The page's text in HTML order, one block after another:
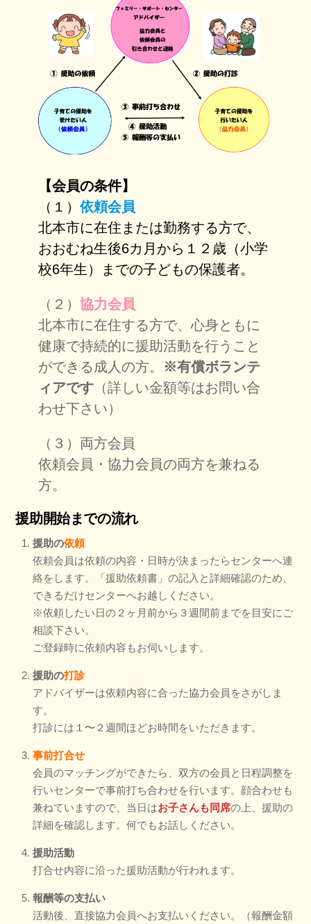
【会員の条件】
（１） 依頼会員
北本市に在住または勤務する方で、
おおむね生後6カ月から１２歳（小学
校6年生）までの子どもの保護者。
（２） 協力会員
北本市に在住する方で、心身ともに
健康で持続的に援助活動を行うこと
ができる成人の方。
※有償ボランテ
ィアです（詳しい金額等はお問い合
わせ下さい）
（３）両方会員
依頼会員・協力会員の両方を兼ねる
方。
援助開始までの流れ
援助の依頼
依頼会員は依頼の内容・日時が決まったらセンターへ連
絡をします。「援助依頼書」の記入と詳細確認のため、
できるだけセンターへお越しください。
※依頼したい日の２ヶ月前から３週間前までを目安にご
相談下さい。
ご登録時に依頼内容もお伺いします。
援助の打診
アドバイザーは依頼内容に合った協力会員をさがしま
す。
打診には１〜２週間ほどお時間をいただきます。
事前打合せ
会員のマッチングができたら、双方の会員と日程調整を
行いセンターで事前打ち合わせを行います。顔合わせも
兼ねていますので、当日はお子さんも同席の上、援助の
詳細を確認します。何でもお話しください。
援助活動
打合せ内容に沿った援助活動が行われます。
報酬等の支払い
活動後、直接協力会員へお支払いください。（報酬金額